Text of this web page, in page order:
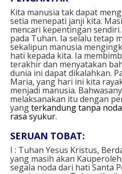
Kita manusia tak dapat
setia menepati janji kita.
mencari kepentingan
pada Tuhan. Ia selalu tetap
sekalipun manusia
hati kepada kita. Ia
terakhir dan menyatakan
dunia ini dapat dikalahkan.
Maria, yang hari ini kita
menjadi manusia.
melaksanakan itu dengan
yangterkandung tanpa
rasa syukur.
SERUAN TOBAT:
I : Tuhan Yesus Kristus,
yang masih akan
segala noda dari hati Santa